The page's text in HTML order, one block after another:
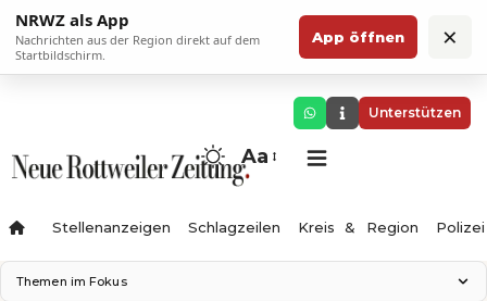
NRWZ als App
Nachrichten aus der Region direkt auf dem
Startbildschirm.
App öffnen ×
Unterstützen
Aa
Stellenanzeigen Schlagzeilen Kreis & Region Polizei
Themen im Fokus